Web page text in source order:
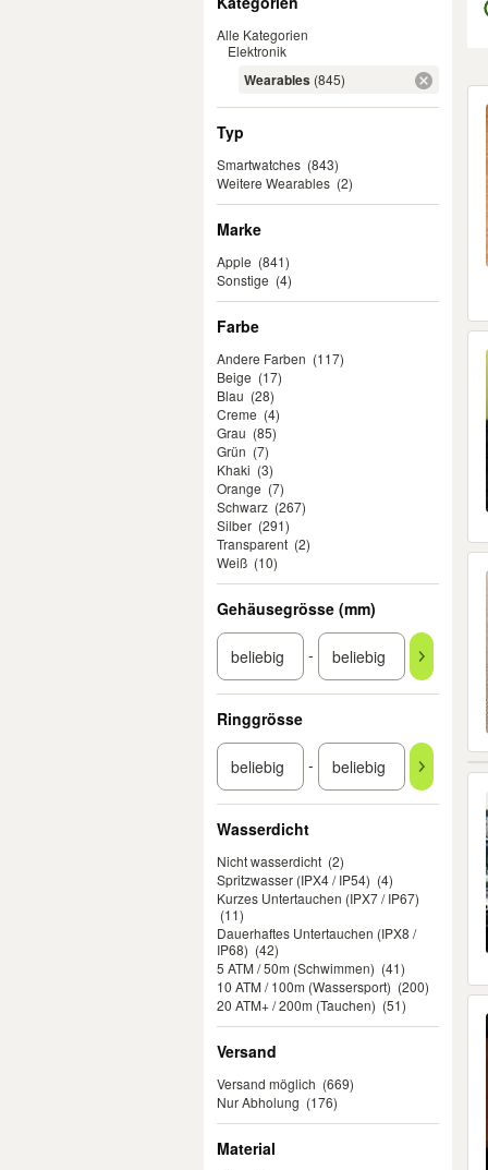
Alle Kategorien
Elektronik
Wearables (845)
Typ
Smartwatches (843)
Weitere Wearables (2)
Marke
Apple (841)
Sonstige (4)
Farbe
Andere Farben (117)
Beige (17)
Blau (28)
Creme (4)
Grau (85)
Grün (7)
Khaki (3)
Orange (7)
Schwarz (267)
Silber (291)
Transparent (2)
Weiß (10)
Gehäusegrösse (mm)
-
Ringgrösse
-
Wasserdicht
Nicht wasserdicht (2)
Spritzwasser (IPX4 / IP54) (4)
Kurzes Untertauchen (IPX7 / IP67)
(11)
Dauerhaftes Untertauchen (IPX8 /
IP68) (42)
5 ATM / 50m (Schwimmen) (41)
10 ATM / 100m (Wassersport) (200)
20 ATM+ / 200m (Tauchen) (51)
Versand
Versand möglich (669)
Nur Abholung (176)
Material